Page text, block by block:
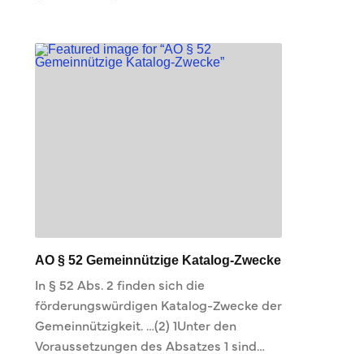
AO § 52 Gemeinnützige Katalog-Zwecke
In § 52 Abs. 2 finden sich die
förderungswürdigen Katalog-Zwecke der
Gemeinnützigkeit. …(2) 1Unter den
Voraussetzungen des Absatzes 1 sind…